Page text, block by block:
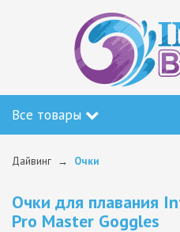
Все товары
Дайвинг Очки
Очки для плавания
Pro Master Goggles